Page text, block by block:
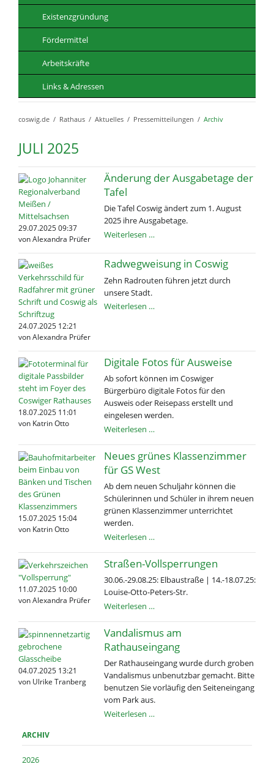
Existenzgründung
Fördermittel
Arbeitskräfte
Links & Adressen
coswig.de Rathaus Aktuelles Pressemitteilungen Archiv
JULI 2025
29.07.2025 09:37
von Alexandra Prüfer
Änderung der Ausgabetage der
Tafel
Die Tafel Coswig ändert zum 1. August
2025 ihre Ausgabetage.
Weiterlesen …Änderung
Ausgabetage
der
Tafel
24.07.2025 12:21
von Alexandra Prüfer
Radwegweisung in Coswig
Zehn Radrouten führen jetzt durch
unsere Stadt.
Weiterlesen …Radwegweisung
18.07.2025 11:01
von Katrin Otto
Digitale Fotos für Ausweise
Ab sofort können im Coswiger
Bürgerbüro digitale Fotos für den
Ausweis oder Reisepass erstellt und
eingelesen werden.
Weiterlesen …
für
Ausweise
15.07.2025 15:04
von Katrin Otto
Neues grünes Klassen­zimmer
für GS West
Ab dem neuen Schuljahr können die
Schülerinnen und Schüler in ihrem neuen
grünen Klassenzimmer unterrichtet
werden.
Weiterlesen …
Klassen­
zimmer
für
GS
West
11.07.2025 10:00
von Alexandra Prüfer
Straßen-Vollsperrungen
30.06.-29.08.25: Elbaustraße | 14.-18.07.25:
Louise-Otto-Peters-Str.
Weiterlesen …
04.07.2025 13:21
von Ulrike Tranberg
Vandalismus am
Rathauseingang
Der Rathauseingang wurde durch groben
Vandalismus unbenutzbar gemacht. Bitte
benutzen Sie vorläufig den Seiteneingang
vom Park aus.
Weiterlesen …
ARCHIV
2026